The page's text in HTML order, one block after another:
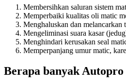
Membersihkan saluran sistem
Memperbaiki kualitas oli matic
Menghaluskan dan
Mengeliminasi suara kasar
Menghindari kerusakan seal
Memperpanjang umur matic,
Berapa banyak